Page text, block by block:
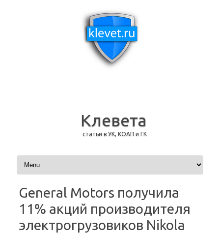
Клевета
статьи в УК, КОАП и ГК
Перейти к содержимому
General Motors получила
11% акций производителя
электрогрузовиков Nikola